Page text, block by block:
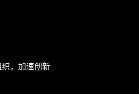
，加速创新